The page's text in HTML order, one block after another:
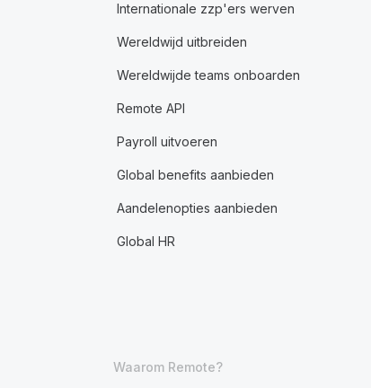
Internationale zzp'ers werven
Wereldwijd uitbreiden
Wereldwijde teams onboarden
Remote API
Payroll uitvoeren
Global benefits aanbieden
Aandelenopties aanbieden
Global HR
Waarom Remote?